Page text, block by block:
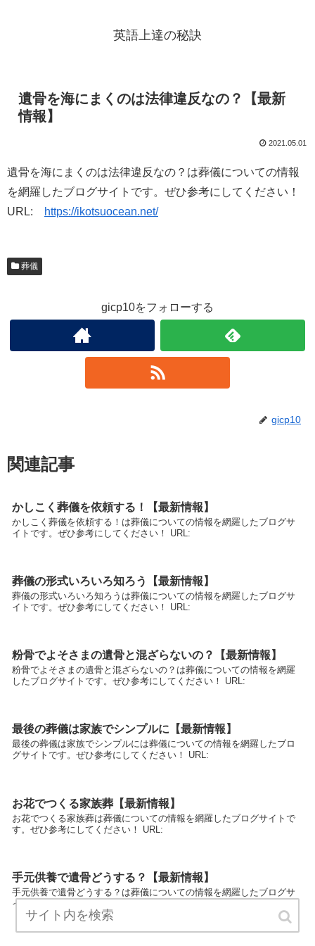
英語上達の秘訣
遺骨を海にまくのは法律違反なの？【最新
情報】
2021.05.01
遺骨を海にまくのは法律違反なの？は葬儀についての情報
を網羅したブログサイトです。ぜひ参考にしてください！
URL:
https://ikotsuocean.net/
葬儀
gicp10をフォローする
gicp10
関連記事
かしこく葬儀を依頼する！【最新情報】
かしこく葬儀を依頼する！は葬儀についての情報を網羅したブログサ
イトです。ぜひ参考にしてください！ URL:
葬儀の形式いろいろ知ろう【最新情報】
葬儀の形式いろいろ知ろうは葬儀についての情報を網羅したブログサ
イトです。ぜひ参考にしてください！ URL:
粉骨でよそさまの遺骨と混ざらないの？【最新情報】
粉骨でよそさまの遺骨と混ざらないの？は葬儀についての情報を網羅
したブログサイトです。ぜひ参考にしてください！ URL:
最後の葬儀は家族でシンプルに【最新情報】
最後の葬儀は家族でシンプルには葬儀についての情報を網羅したブロ
グサイトです。ぜひ参考にしてください！ URL:
お花でつくる家族葬【最新情報】
お花でつくる家族葬は葬儀についての情報を網羅したブログサイトで
す。ぜひ参考にしてください！ URL:
手元供養で遺骨どうする？【最新情報】
手元供養で遺骨どうする？は葬儀についての情報を網羅したブログサ
イトです。ぜひ参考にしてください！ URL: